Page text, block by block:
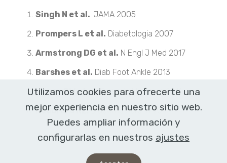
Singh N et al. JAMA 2005
Prompers L et al. Diabetologia 2007
Armstrong DG et al. N Engl J Med 2017
Barshes et al. Diab Foot Ankle 2013
Maxev PW et al.Diabetic Medicine 2011
Pecoraro RE. Diabetes Care 1990
Utilizamos cookies para ofrecerte una
mejor experiencia en nuestro sitio web.
Puedes ampliar información y
configurarlas en nuestros ajustes